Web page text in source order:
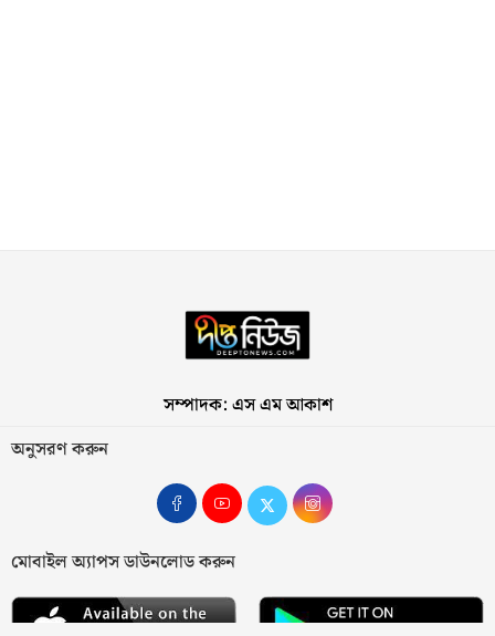
সম্পাদক: এস এম আকাশ
অনুসরণ করুন
মোবাইল অ্যাপস ডাউনলোড করুন